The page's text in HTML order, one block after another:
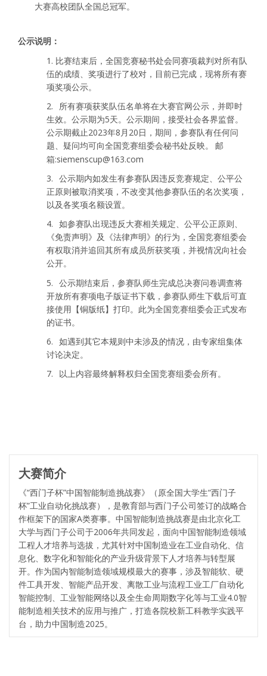
大赛高校团队全国总冠军。
公示说明：
1. 比赛结束后，全国竞赛秘书处会同赛项裁判对所有队
伍的成绩、奖项进行了校对，目前已完成，现将所有赛
项奖项公示。
2.
所有赛项获奖队伍名单将在大赛官网公示，并即时
生效。公示期为5天。公示期间，接受社会各界监督。
公示期截止2023年8月 20日，期间，参赛队有任何问
题、疑问均可向全国竞赛组委会秘书处反映。
邮
箱:siemenscup@163.com
3. 公示期内如发生有参赛队因违反竞赛规定、公平公
正原则被取消奖项，不改变其他参赛队伍的名次奖项，
以及各奖项名额设置。
4. 如参赛队出现违反大赛相关规定、公平公正原则、
《免责声明》及《法律声明》的行为，全国竞赛组委会
有权取消并追回其所有成员所获奖项，并视情况向社会
公开。
5. 公示期结束后，参赛队师生完成总决赛问卷调查将
开放所有赛项电子版证书下载， 参赛队师生下载后可直
接使用【铜版纸】打印。此为全国竞赛组委会正式发布
的证书。
6. 如遇到其它本规则中未涉及的情况，由专家组集体
讨论决定。
7.
以上内容最终解释权归全国竞赛组委会所有。
大赛简介
《“西门子杯”中国智能制造挑战赛》（原全国大学生“西门子
杯”工业自动化挑战赛），是教育部与西门子公司签订的战略合
作框架下的国家A类赛事。中国智能制造挑战赛是由北京化工
大学与西门子公司于2006年共同发起，面向中国智能制造领域
工程人才培养与选拔，尤其针对中国制造业在工业自动化、信
息化、数字化和智能化的产业升级背景下人才培养与转型展
开。作为国内智能制造领域规模最大的赛事，涉及智能软、硬
件工具开发、智能产品开发、离散工业与流程工业工厂自动化
智能控制、工业智能网络以及全生命周期数字化等与工业4.0智
能制造相关技术的应用与推广，打造各院校新工科教学实践平
台，助力中国制造2025。